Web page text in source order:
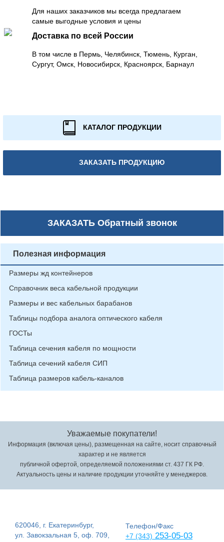
Для наших заказчиков мы всегда предлагаем
самые выгодные условия и цены
Доставка по всей России
В том числе в Пермь, Челябинск, Тюмень, Курган,
Сургут, Омск, Новосибирск, Красноярск, Барнаул
КАТАЛОГ ПРОДУКЦИИ
ЗАКАЗАТЬ ПРОДУКЦИЮ
ЗАКАЗАТЬОбратный звонок
Полезная информация
Размеры жд контейнеров
Справочник веса кабельной продукции
Размеры и вес кабельных барабанов
Таблицы подбора аналога оптического кабеля
ГОСТы
Таблица сечения кабеля по мощности
Таблица сечений кабеля СИП
Таблица размеров кабель-каналов
Уважаемые покупатели!
Информация (включая цены), размещенная на сайте, носит справочный
характер и не является
публичной офертой, определяемой положениями ст. 437 ГК РФ.
Актуальность цены и наличие продукции уточняйте у менеджеров.
620046, г. Екатеринбург,
ул. Завокзальная 5, оф. 709,
Телефон/Факс
+7 (343) 253-05-03